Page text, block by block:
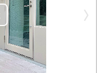
〉